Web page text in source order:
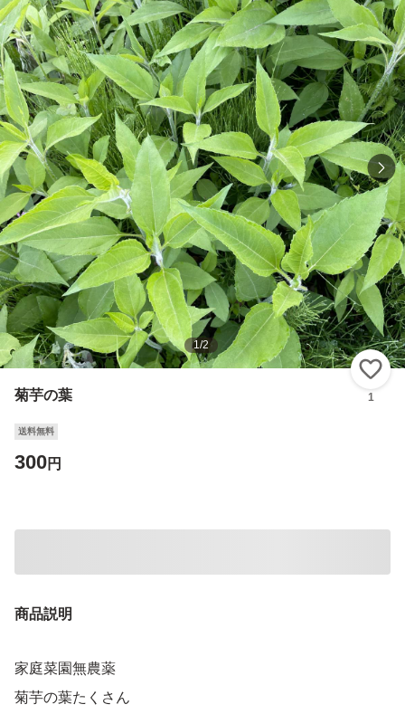
1/2
菊芋の葉 1
送料無料
300円
商品説明
家庭菜園無農薬
菊芋の葉たくさん